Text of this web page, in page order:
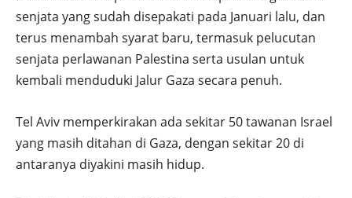
senjata yang sudah disepakati pada Januari lalu, dan
terus menambah syarat baru, termasuk pelucutan
senjata perlawanan Palestina serta usulan untuk
kembali menduduki Jalur Gaza secara penuh.
Tel Aviv memperkirakan ada sekitar 50 tawanan Israel
yang masih ditahan di Gaza, dengan sekitar 20 di
antaranya diyakini masih hidup.